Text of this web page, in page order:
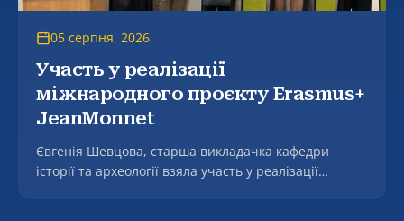
05 серпня, 2026
Участь у реалізації
міжнародного проєкту Erasmus+
JeanMonnet
Євгенія Шевцова, старша викладачка кафедри
історії та археології взяла участь у реалізації